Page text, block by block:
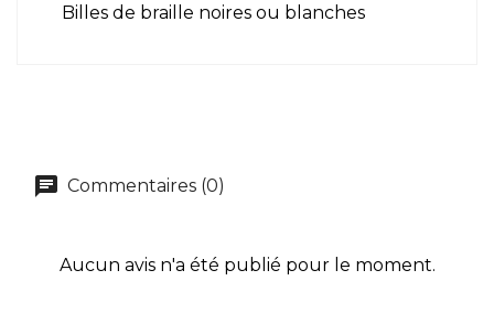
Billes de braille noires ou blanches
Commentaires (0)
Aucun avis n'a été publié pour le moment.